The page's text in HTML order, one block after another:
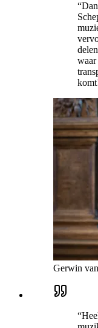
“
waar
Gerwin
“